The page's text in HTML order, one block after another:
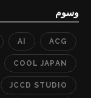
は3つの言語で12
Learning事業部
リリースPDF』
3627.pdf
وسوم
ACG
AI
COOL JAPAN
JCCD STUDIO